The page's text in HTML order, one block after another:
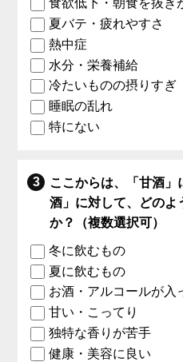
食欲低下・朝食を抜き
夏バテ・疲れやすさ
熱中症
水分・栄養補給
冷たいものの摂りすぎ
睡眠の乱れ
特にない
ここからは、「甘酒」
酒」に対して、どのよ
か？（複数選択可）
冬に飲むもの
夏に飲むもの
お酒・アルコールが入
甘い・こってり
独特な香りが苦手
健康・美容に良い